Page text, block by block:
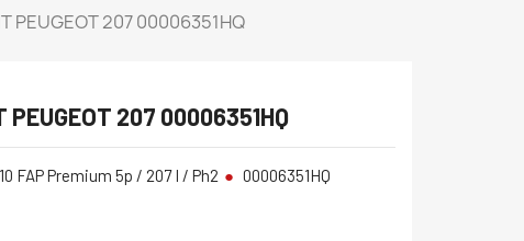
PEUGEOT 207 00006351HQ
PEUGEOT 207 00006351HQ
FAP Premium 5p / 207 I / Ph2 00006351HQ